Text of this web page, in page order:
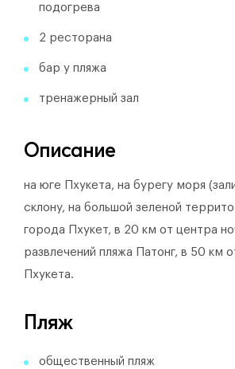
подогрева
2 ресторана
бар у пляжа
тренажерный зал
Описание
на юге Пхукета, на бурегу моря
склону, на большой зеленой
города Пхукет, в 20 км от центра
развлечений пляжа Патонг, в 50 км
Пхукета.
Пляж
общественный пляж